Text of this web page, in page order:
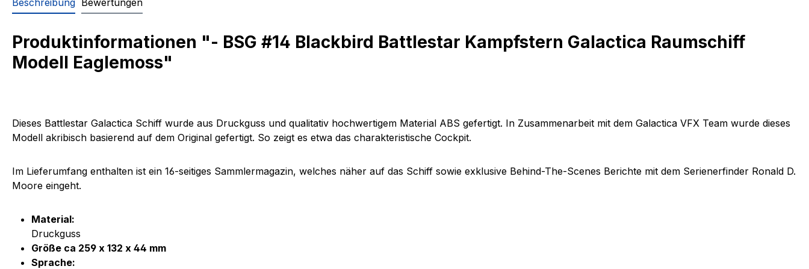
Beschreibung Bewertungen
Produktinformationen "- BSG #14 Blackbird Battlestar Kampfstern Galactica Raumschiff
Modell Eaglemoss"
Dieses Battlestar Galactica Schiff wurde aus Druckguss und qualitativ hochwertigem Material ABS gefertigt. In Zusammenarbeit mit dem Galactica VFX Team wurde dieses
Modell akribisch basierend auf dem Original gefertigt. So zeigt es etwa das charakteristische Cockpit.
Im Lieferumfang enthalten ist ein 16-seitiges Sammlermagazin, welches näher auf das Schiff sowie exklusive Behind-The-Scenes Berichte mit dem Serienerfinder Ronald D.
Moore eingeht.
Material:
Druckguss
Größe ca 259 x 132 x 44 mm
Sprache: